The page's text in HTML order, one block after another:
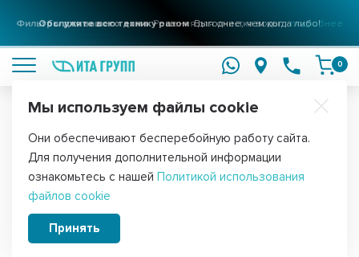
Фильтры для вашего домаРешения для очистки воды подробнее
0
Главная Запчасти для посудомоечных машин
Циркуляционный насос для
посудомоечной машины Ariston,
Indesit, Whirlpool, 80W, 4 защелки,
311537
Мы используем файлы cookie
Они обеспечивают бесперебойную работу сайта.
Для получения дополнительной информации
ознакомьтесь с нашей Политикой использования
файлов cookie
Принять